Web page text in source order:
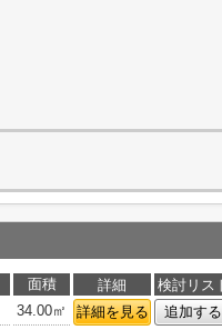
面積 詳細
検討リス
34.00㎡ 詳細を見る 追加する